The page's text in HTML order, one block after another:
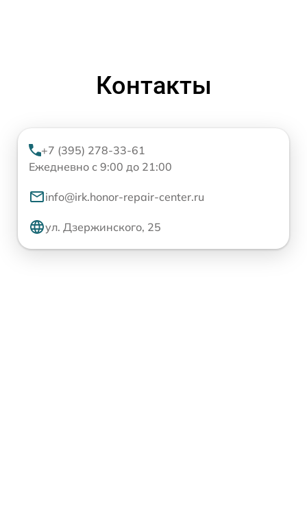
Контакты
+7 (395) 278-33-61
Ежедневно с 9:00 до 21:00
info@irk.honor-repair-center.ru
ул. Дзержинского, 25